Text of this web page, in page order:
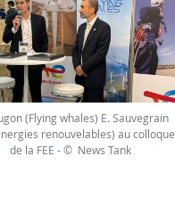
(Flying whales) E. Sauvegrain
renouvelables) au colloque
de la FEE - © News Tank